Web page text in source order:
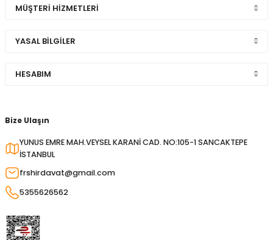
Bize Ulaşın
YUNUS EMRE MAH.VEYSEL KARANİ CAD. NO:105-1 SANCAKTEPE
İSTANBUL
frshirdavat@gmail.com
5355626562
MÜŞTERİ HİZMETLERİ
YASAL BİLGİLER
HESABIM